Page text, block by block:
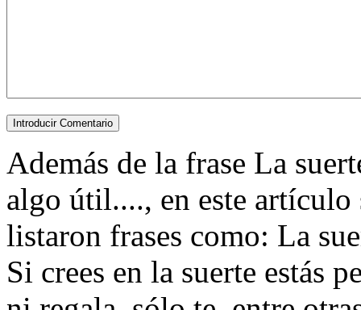
Además de la frase La
algo útil...., en este artículo
listaron frases como: La
Si crees en la suerte estás